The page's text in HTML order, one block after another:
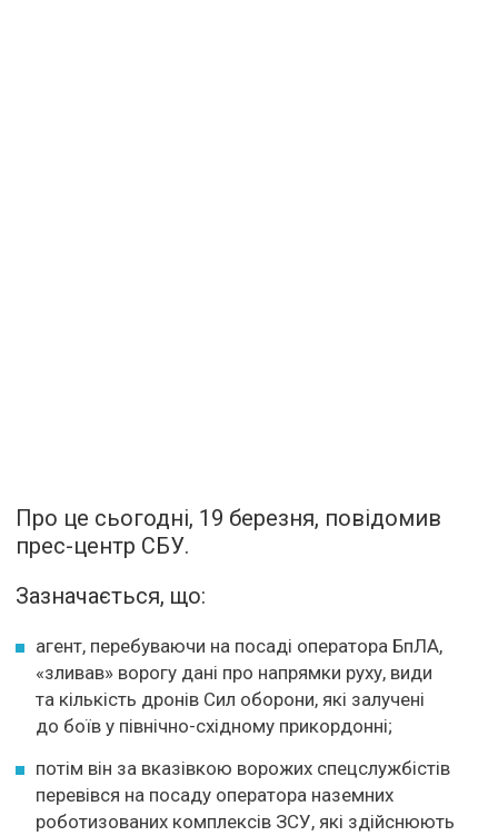
Про це сьогодні, 19 березня, повідомив
прес-центр СБУ.
Зазначається, що:
агент, перебуваючи на посаді оператора БпЛА,
«зливав» ворогу дані про напрямки руху, види
та кількість дронів Сил оборони, які залучені
до боїв у північно-східному прикордонні;
потім він за вказівкою ворожих спецслужбістів
перевівся на посаду оператора наземних
роботизованих комплексів ЗСУ, які здійснюють